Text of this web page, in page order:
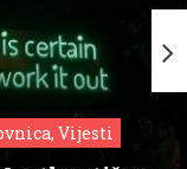
Vijesti